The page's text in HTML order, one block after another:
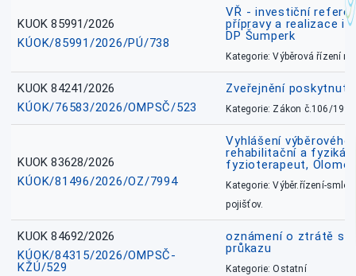
KUOK 85991/2026
KÚOK/85991/2026/PÚ/738
VŘ - investiční
přípravy a realizace
DP Šumperk
Kategorie: Výběrová řízení
KUOK 84241/2026
KÚOK/76583/2026/OMPSČ/523
Zveřejnění
Kategorie: Zákon č.106/1999
KUOK 83628/2026
KÚOK/81496/2026/OZ/7994
Vyhlášení
rehabilitační a
fyzioterapeut,
Kategorie: Výběr.řízení-
pojišťov.
KUOK 84692/2026
KÚOK/84315/2026/OMPSČ-
KŽÚ/529
oznámení o ztrátě
průkazu
Kategorie: Ostatní